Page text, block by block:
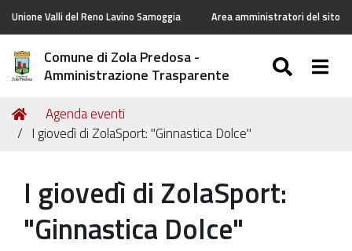
Unione Valli del Reno Lavino Samoggia Area amministratori del sito
Comune di Zola Predosa -
Amministrazione Trasparente
Tu
sei
Home
Agenda eventi
I giovedì di ZolaSport: "Ginnastica Dolce"
I giovedì di ZolaSport:
"Ginnastica Dolce"